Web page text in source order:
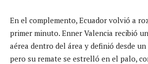
En el complemento, Ecuador volvió a
primer minuto. Enner Valencia recibió
aérea dentro del área y definió desde
pero su remate se estrelló en el palo,